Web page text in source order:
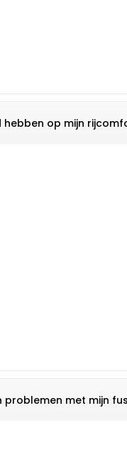
op mijn
problemen met mijn